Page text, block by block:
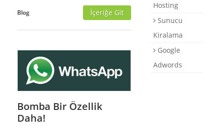
Blog İçeriğe Git
Bomba Bir Özellik
Daha!
Hosting
Sunucu
Kiralama
Google
Adwords